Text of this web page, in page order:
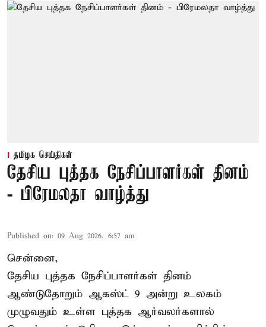
தமிழக செய்திகள்
தேசிய புத்தக நேசிப்பாளர்கள் தினம்
- பிரேமலதா வாழ்த்து
Published on: 09 Aug 2026, 6:57 am
சென்னை,
தேசிய புத்தக நேசிப்பாளர்கள் தினம்
ஆண்டுதோறும் ஆகஸ்ட் 9 அன்று உலகம்
முழுவதும் உள்ள புத்தக ஆர்வலர்களால்